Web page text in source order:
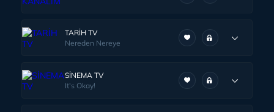
TARİH TV
Nereden Nereye
SİNEMA TV
It's Okay!